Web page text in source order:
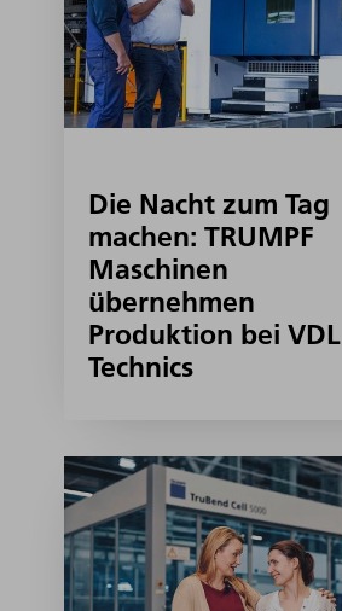
Die Nacht zum Tag
machen: TRUMPF
Maschinen
übernehmen
Produktion bei VDL
Technics